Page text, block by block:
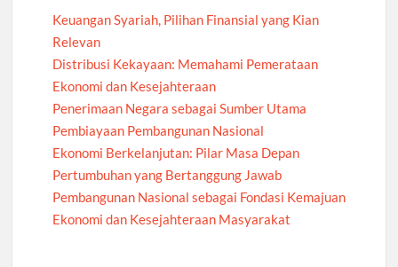
Keuangan Syariah, Pilihan Finansial yang Kian
Relevan
Distribusi Kekayaan: Memahami Pemerataan
Ekonomi dan Kesejahteraan
Penerimaan Negara sebagai Sumber Utama
Pembiayaan Pembangunan Nasional
Ekonomi Berkelanjutan: Pilar Masa Depan
Pertumbuhan yang Bertanggung Jawab
Pembangunan Nasional sebagai Fondasi Kemajuan
Ekonomi dan Kesejahteraan Masyarakat